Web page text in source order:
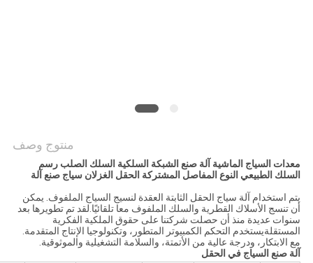
منتوج وصف
معدات السياج الماشية آلة صنع الشبكة السلكية السلك الصلب رسم
السلك الطبيعي النوع المفاصل المشتركة الحقل الغزلان سياج صنع آلة
يتم استخدام آلة سياج الحقل الثابتة العقدة لنسيج السياج الملفوف. يمكن
أن تنسج الأسلاك القطرية والسلك الملفوف معا تلقائيًا.لقد تم تطويرها بعد
سنوات عديدة منذ أن حصلت شركتنا على حقوق الملكية الفكرية
المستقلةيستخدم التحكم الكمبيوتر المتطور، وتكنولوجيا الإنتاج المتقدمة.
مع الابتكار، ودرجة عالية من الأتمتة، والسلامة التشغيلية والموثوقية.
آلة صنع السياج في الحقل